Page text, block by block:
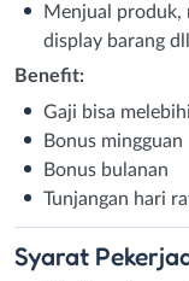
Menjual produk,
display barang dll
Benefit:
Gaji bisa
Bonus mingguan
Bonus bulanan
Tunjangan hari
Syarat